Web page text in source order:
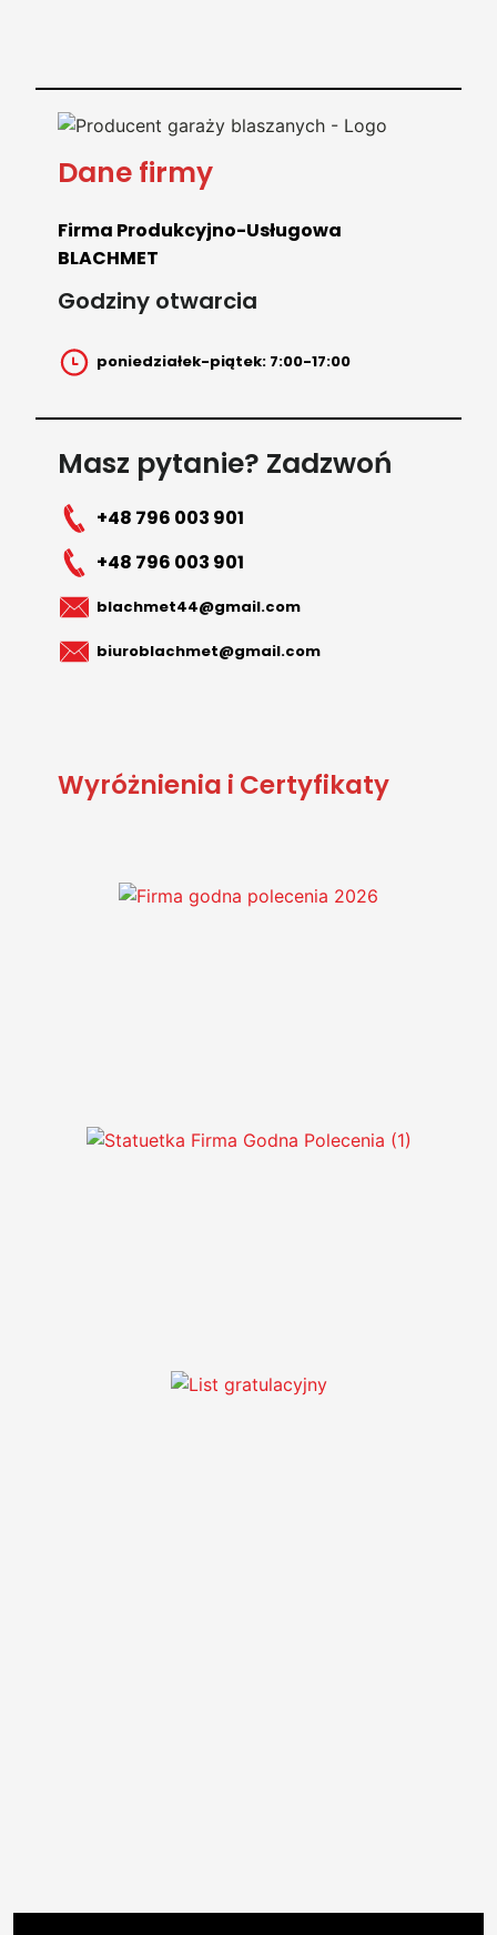
Dane firmy
Firma Produkcyjno-Usługowa
BLACHMET
Godziny otwarcia
poniedziałek-piątek: 7:00-17:00
Masz pytanie? Zadzwoń
+48 796 003 901
+48 796 003 901
blachmet44@gmail.com
biuroblachmet@gmail.com
Wyróżnienia i Certyfikaty